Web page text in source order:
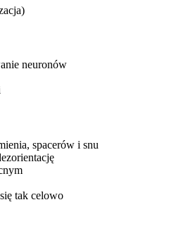
neuronów
spacerów i snu
tak celowo